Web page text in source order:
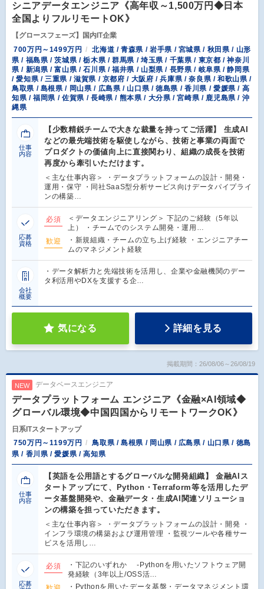
シニアデータエンジニア《高年収～1,500万円◆日本
全国よりフルリモートOK》
【グロースフェーズ】国内IT企業
700万円～1499万円
北海道 / 青森県 / 岩手県 / 宮城県 / 秋田県 / 山形
県 / 福島県 / 茨城県 / 栃木県 / 群馬県 / 埼玉県 / 千葉県 / 東京都 / 神奈川
県 / 新潟県 / 富山県 / 石川県 / 福井県 / 山梨県 / 長野県 / 岐阜県 / 静岡県
/ 愛知県 / 三重県 / 滋賀県 / 京都府 / 大阪府 / 兵庫県 / 奈良県 / 和歌山県 /
鳥取県 / 島根県 / 岡山県 / 広島県 / 山口県 / 徳島県 / 香川県 / 愛媛県 / 高
知県 / 福岡県 / 佐賀県 / 長崎県 / 熊本県 / 大分県 / 宮崎県 / 鹿児島県 / 沖
縄県
仕事
内容
【少数精鋭チームで大きな裁量を持ってご活躍】 生成AI
などの最先端技術を駆使しながら、技術と事業の両面で
プロダクトの価値向上に直接関わり、組織の成長を技術
再度から牽引いただけます。
＜主な仕事内容＞ ・データプラットフォームの設計・開発・
運用・保守 ・同社SaaS型分析サービス向けデータパイプライ
ンの構築…
応募
資格
必須
＜データエンジニアリング＞ 下記のご経験（5年以
上） ・チームでのシステム開発・運用…
歓迎
・新規組織・チームの立ち上げ経験 ・エンジニアチー
ムのマネジメント経験
会社
概要
・データ解析力と先端技術を活用し、企業や金融機関のデー
タ利活用やDXを支援する企…
気になる 詳細を見る
掲載期間：26/08/06～26/08/19
NEW データベースエンジニア
データプラットフォーム エンジニア《金融×AI領域◆
グローバル環境◆中国四国からリモートワークOK》
日系ITスタートアップ
750万円～1199万円
鳥取県 / 島根県 / 岡山県 / 広島県 / 山口県 / 徳島
県 / 香川県 / 愛媛県 / 高知県
仕事
内容
【英語を公用語とするグローバルな開発組織】 金融AIス
タートアップにて、Python・Terraform等を活用したデ
ータ基盤開発や、金融データ・生成AI関連ソリューショ
ンの構築を担っていただきます。
＜主な仕事内容＞ ・データプラットフォームの設計・開発 ・
インフラ環境の構築および運用管理 ・監視ツールや各種サー
ビスを活用し…
応募
必須
・下記のいずれか -Pythonを用いたソフトウェア開
発経験（3年以上/OSS活…
・Pythonを用いたデータ基盤・データマネジメント環